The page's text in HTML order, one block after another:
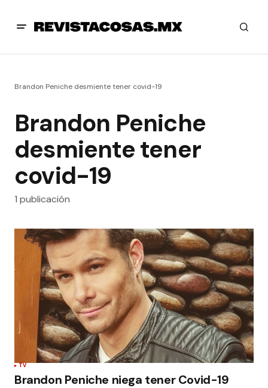
Brandon Peniche desmiente tener covid-19
Brandon Peniche
desmiente tener
covid-19
1 publicación
TV
Brandon Peniche niega tener Covid-19